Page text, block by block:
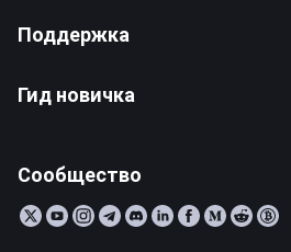
Поддержка
Гид новичка
Сообщество